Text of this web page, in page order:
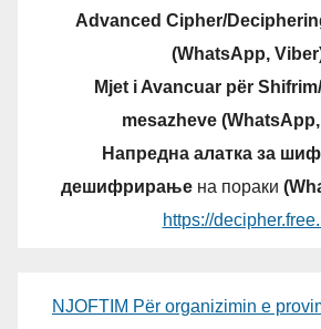
Advanced Cipher/
(WhatsApp,
Mjet i Avancuar për
mesazheve
Напредна алатка за
дешифрирањена пораки
https://
NJOFTIM Për organizimin e